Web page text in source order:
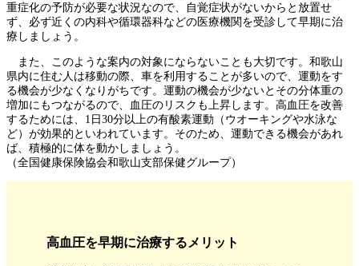
重症化の予防が必要な状況なので、自覚症状がないからと放置せ
ず、必ず近くの内科や循環器科などの医療機関を受診して早期に治
療しましょう。
また、このような案内の対象にならないことも大切です。和歌山
県内に住む人は移動の際、車を利用することが多いので、運動をす
る機会が少なくなりがちです。運動の機会が少ないとその分体重の
増加にもつながるので、血圧のリスクも上昇します。高血圧を改善
するためには、1日30分以上の有酸素運動（ウオーキングや水泳な
ど）が効果的といわれています。そのため、運動できる機会があれ
ば、積極的に体を動かしましょう。
（全国健康保険協会和歌山支部保健グループ）
高血圧を早期に治療するメリット